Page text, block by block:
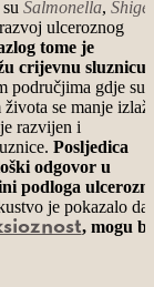
Salmonella,
ulceroznog
tome je
crijevnu sluznicu.
područjima gdje su
se manje
razvijen i
Posljedica
odgovor u
podloga
je pokazalo da
, mogu